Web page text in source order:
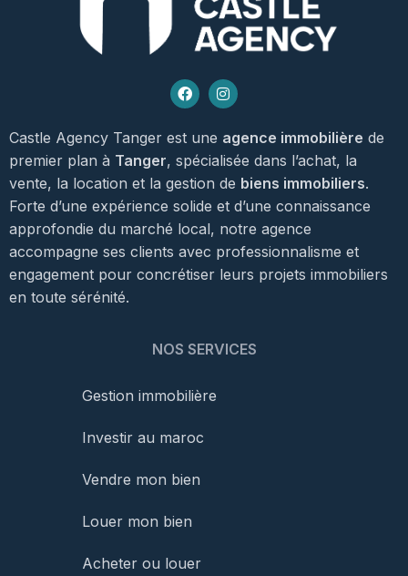
Castle Agency Tanger est une agence immobilière de
premier plan à Tanger, spécialisée dans l’achat, la
vente, la location et la gestion de biens immobiliers.
Forte d’une expérience solide et d’une connaissance
approfondie du marché local, notre agence
accompagne ses clients avec professionnalisme et
engagement pour concrétiser leurs projets immobiliers
en toute sérénité.
NOS SERVICES
Gestion immobilière
Investir au maroc
Vendre mon bien
Louer mon bien
Acheter ou louer